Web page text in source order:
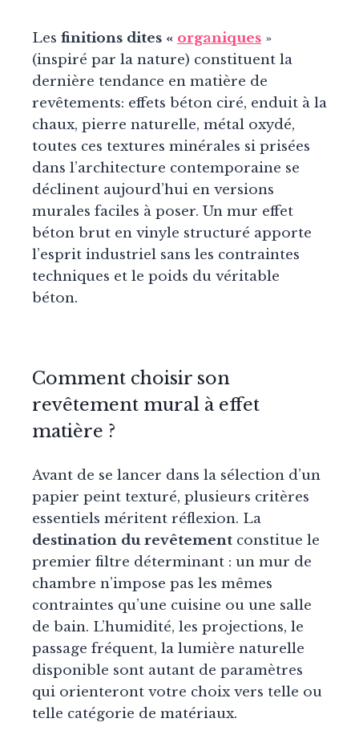
Les finitions dites « organiques »
(inspiré par la nature) constituent la
dernière tendance en matière de
revêtements: effets béton ciré, enduit à la
chaux, pierre naturelle, métal oxydé,
toutes ces textures minérales si prisées
dans l’architecture contemporaine se
déclinent aujourd’hui en versions
murales faciles à poser. Un mur effet
béton brut en vinyle structuré apporte
l’esprit industriel sans les contraintes
techniques et le poids du véritable
béton.
Comment choisir son
revêtement mural à effet
matière ?
Avant de se lancer dans la sélection d’un
papier peint texturé, plusieurs critères
essentiels méritent réflexion. La
destination du revêtement constitue le
premier filtre déterminant : un mur de
chambre n’impose pas les mêmes
contraintes qu’une cuisine ou une salle
de bain. L’humidité, les projections, le
passage fréquent, la lumière naturelle
disponible sont autant de paramètres
qui orienteront votre choix vers telle ou
telle catégorie de matériaux.